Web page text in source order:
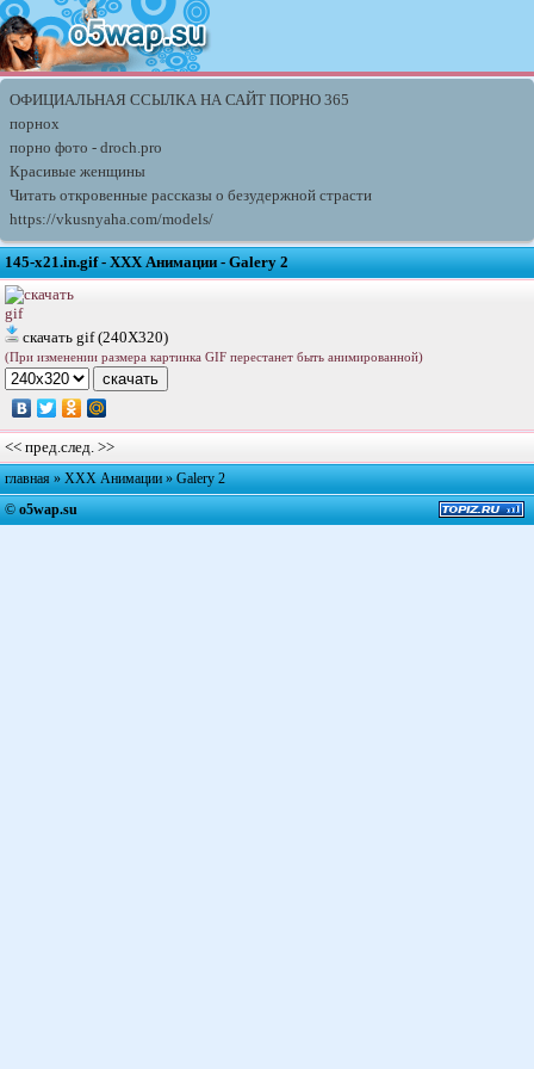
ОФИЦИАЛЬНАЯ ССЫЛКА НА САЙТ ПОРНО 365
порнох
порно фото - droch.pro
Красивые женщины
Читать откровенные рассказы о безудержной страсти
https://vkusnyaha.com/models/
145-x21.in.gif - XXX Анимации - Galery 2
скачать gif (240X320)
(При изменении размера картинка GIF перестанет быть анимированной)
<< пред.след. >>
главная»XXX Анимации»Galery 2
©o5wap.su